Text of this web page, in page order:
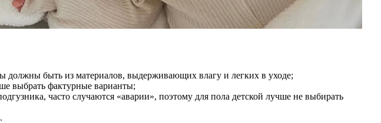
должны быть из материалов, выдерживающих влагу и легких в уходе;
выбрать фактурные варианты;
часто случаются «аварии», поэтому для пола детской лучше не выбирать